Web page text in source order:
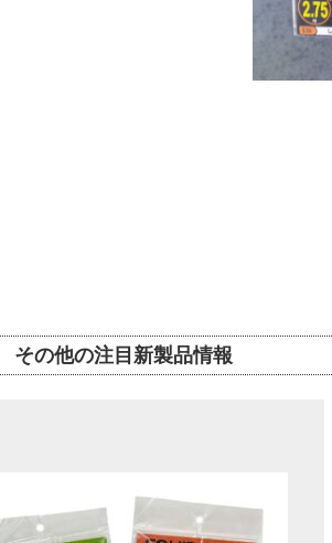
その他の注目新製品情報